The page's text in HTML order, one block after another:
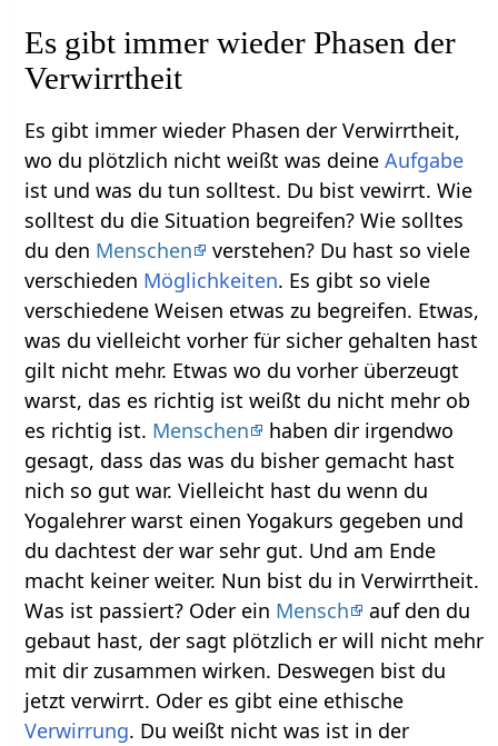
Es gibt immer wieder Phasen der
Verwirrtheit
Es gibt immer wieder Phasen der Verwirrtheit,
wo du plötzlich nicht weißt was deineAufgabe
ist und was du tun solltest. Du bist vewirrt. Wie
solltest du die Situation begreifen? Wie solltes
du den Menschen
verstehen? Du hast so viele
verschieden Möglichkeiten. Es gibt so viele
verschiedene Weisen etwas zu begreifen. Etwas,
was du vielleicht vorher für sicher gehalten hast
gilt nicht mehr. Etwas wo du vorher überzeugt
warst, das es richtig ist weißt du nicht mehr ob
es richtig ist. Menschen
haben dir irgendwo
gesagt, dass das was du bisher gemacht hast
nich so gut war. Vielleicht hast du wenn du
Yogalehrer warst einen Yogakurs gegeben und
du dachtest der war sehr gut. Und am Ende
macht keiner weiter. Nun bist du in Verwirrtheit.
Was ist passiert? Oder ein Mensch
auf den du
gebaut hast, der sagt plötzlich er will nicht mehr
mit dir zusammen wirken. Deswegen bist du
jetzt verwirrt. Oder es gibt eine ethische
Verwirrung. Du weißt nicht was ist in der